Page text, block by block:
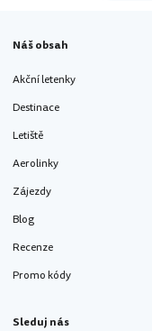
Náš obsah
Akční letenky
Destinace
Letiště
Aerolinky
Zájezdy
Blog
Recenze
Promo kódy
Sleduj nás